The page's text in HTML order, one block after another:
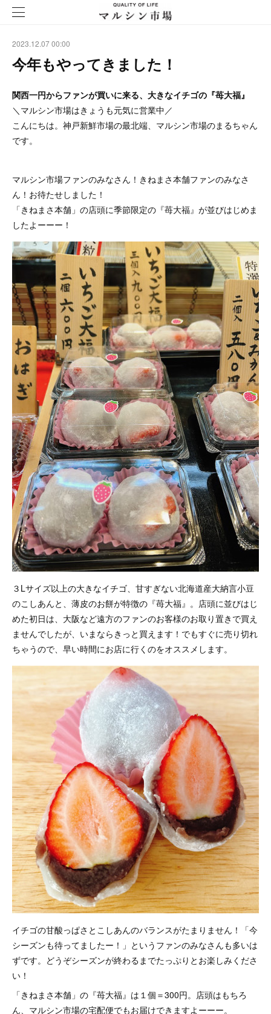
2023.12.07 00:00
今年もやってきました！
関西一円からファンが買いに来る、大きなイチゴの『苺大福』
＼マルシン市場はきょうも元気に営業中／
こんにちは。神戸新鮮市場の最北端、マルシン市場のまるちゃん
です。
マルシン市場ファンのみなさん！きねまさ本舗ファンのみなさ
ん！お待たせしました！
「きねまさ本舗」の店頭に季節限定の『苺大福』が並びはじめま
したよーーー！
３Lサイズ以上の大きなイチゴ、甘すぎない北海道産大納言小豆
のこしあんと、薄皮のお餅が特徴の『苺大福』。店頭に並びはじ
めた初日は、大阪など遠方のファンのお客様のお取り置きで買え
ませんでしたが、いまならきっと買えます！でもすぐに売り切れ
ちゃうので、早い時間にお店に行くのをオススメします。
イチゴの甘酸っぱさとこしあんのバランスがたまりません！「今
シーズンも待ってましたー！」というファンのみなさんも多いは
ずです。どうぞシーズンが終わるまでたっぷりとお楽しみくださ
い！
「きねまさ本舗」の『苺大福』は１個＝300円。店頭はもちろ
ん、マルシン市場の宅配便でもお届けできますよーーー。